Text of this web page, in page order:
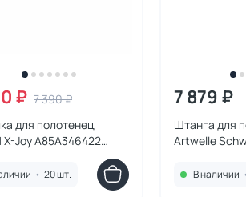
₽ 7 390 ₽
для полотенец
X-Joy A85A346422
• 20 шт.
7 879 ₽
Штанга для
Artwelle
В наличии •